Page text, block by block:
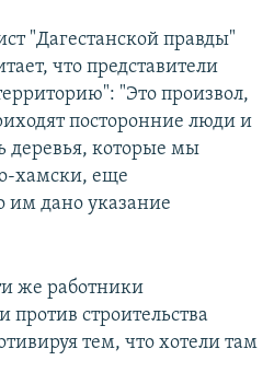
"Дагестанской правды"
что представители
"Это произвол,
посторонние люди и
деревья, которые мы
хамски, еще
им дано указание
же работники
против строительства
тем, что хотели там